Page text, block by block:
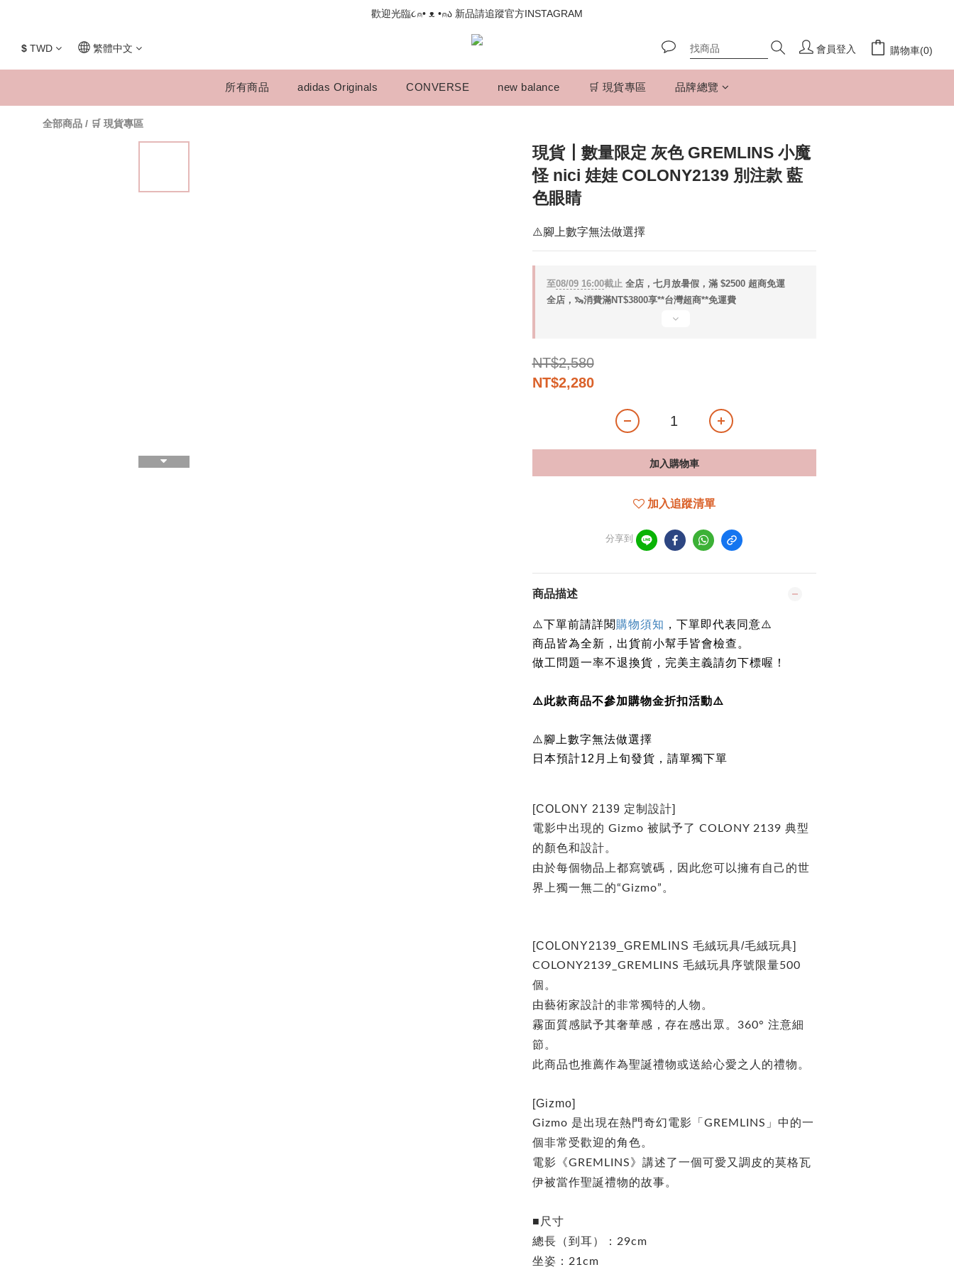
📣如果遇到結帳沒有反應，請另開瀏覽器 (不要直接從ig連結網站下單)
歡迎光臨૮⍝• ᴥ •⍝ა 新品請追蹤官方INSTAGRAM
📣如果遇到結帳沒有反應，請另開瀏覽器 (不要直接從ig連結網站下單)
$ TWD 繁體中文 會員登入 購物車(0)
所有商品 adidas Originals CONVERSE new balance 🛒 現貨專區 品牌總覽
全部商品 / 🛒 現貨專區
現貨┃數量限定 灰色 GREMLINS 小魔
怪 nici 娃娃 COLONY2139 別注款 藍
色眼睛
⚠️腳上數字無法做選擇
至08/09 16:00截止全店，七月放暑假，滿 $2500 超商免運
全店，🦦消費滿NT$3800享**台灣超商**免運費
NT$2,580
NT$2,280
加入購物車
加入追蹤清單
分享到
商品描述
⚠️下單前請詳閱購物須知 ，下單即代表同意⚠️
商品皆為全新，出貨前小幫手皆會檢查。
做工問題一率不退換貨，完美主義請勿下標喔！
⚠️此款商品不參加購物金折扣活動⚠️
⚠️腳上數字無法做選擇
日本預計12月上旬發貨，請單獨下單
[COLONY 2139 定制設計]
電影中出現的 Gizmo 被賦予了 COLONY 2139 典型
的顏色和設計。
由於每個物品上都寫號碼，因此您可以擁有自己的世
界上獨一無二的“Gizmo”。
[COLONY2139_GREMLINS 毛絨玩具/毛絨玩具]
COLONY2139_GREMLINS 毛絨玩具序號限量500
個。
由藝術家設計的非常獨特的人物。
霧面質感賦予其奢華感，存在感出眾。360° 注意細
節。
此商品也推薦作為聖誕禮物或送給心愛之人的禮物。
[Gizmo]
Gizmo 是出現在熱門奇幻電影「GREMLINS」中的一
個非常受歡迎的角色。
電影《GREMLINS》講述了一個可愛又調皮的莫格瓦
伊被當作聖誕禮物的故事。
■尺寸
總長（到耳）：29cm
坐姿：21cm